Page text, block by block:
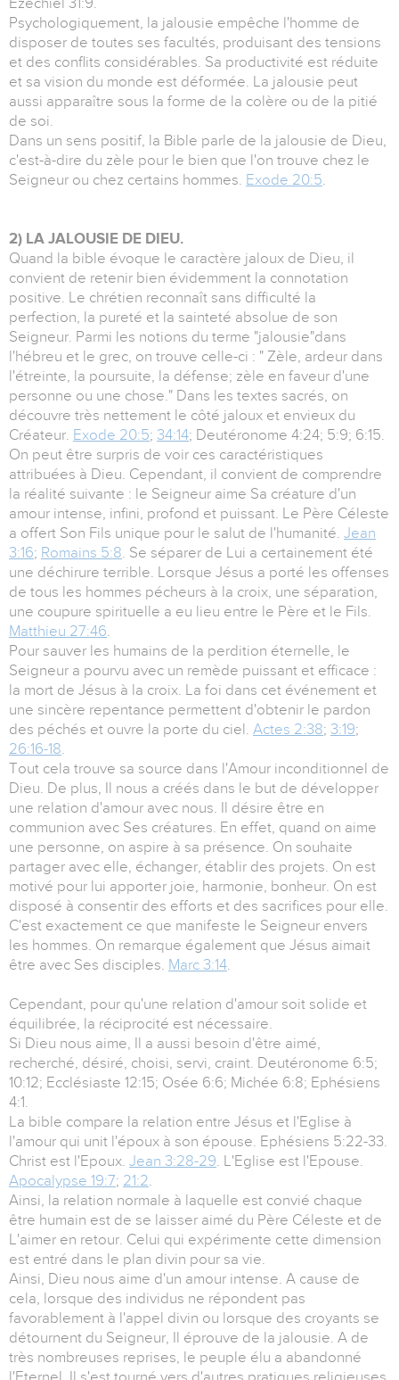
Psychologiquement, la jalousie empêche l'homme de
disposer de toutes ses facultés, produisant des tensions
et des conflits considérables. Sa productivité est réduite
et sa vision du monde est déformée. La jalousie peut
aussi apparaître sous la forme de la colère ou de la pitié
de soi.
Dans un sens positif, la Bible parle de la jalousie de Dieu,
c'est-à-dire du zèle pour le bien que l'on trouve chez le
Seigneur ou chez certains hommes. Exode 20:5.
2) LA JALOUSIE DE DIEU.
Quand la bible évoque le caractère jaloux de Dieu, il
convient de retenir bien évidemment la connotation
positive. Le chrétien reconnaît sans difficulté la
perfection, la pureté et la sainteté absolue de son
Seigneur. Parmi les notions du terme "jalousie"dans
l'hébreu et le grec, on trouve celle-ci : " Zèle, ardeur dans
l'étreinte, la poursuite, la défense; zèle en faveur d'une
personne ou une chose." Dans les textes sacrés, on
découvre très nettement le côté jaloux et envieux du
Créateur. Exode 20:5; 34:14; Deutéronome 4:24; 5:9; 6:15.
On peut être surpris de voir ces caractéristiques
attribuées à Dieu. Cependant, il convient de comprendre
la réalité suivante : le Seigneur aime Sa créature d'un
amour intense, infini, profond et puissant. Le Père Céleste
a offert Son Fils unique pour le salut de l'humanité. Jean
3:16; Romains 5:8. Se séparer de Lui a certainement été
une déchirure terrible. Lorsque Jésus a porté les offenses
de tous les hommes pécheurs à la croix, une séparation,
une coupure spirituelle a eu lieu entre le Père et le Fils.
Matthieu 27:46.
Pour sauver les humains de la perdition éternelle, le
Seigneur a pourvu avec un remède puissant et efficace :
la mort de Jésus à la croix. La foi dans cet événement et
une sincère repentance permettent d'obtenir le pardon
des péchés et ouvre la porte du ciel. Actes 2:38; 3:19;
26:16-18.
Tout cela trouve sa source dans l'Amour inconditionnel de
Dieu. De plus, Il nous a créés dans le but de développer
une relation d'amour avec nous. Il désire être en
communion avec Ses créatures. En effet, quand on aime
une personne, on aspire à sa présence. On souhaite
partager avec elle, échanger, établir des projets. On est
motivé pour lui apporter joie, harmonie, bonheur. On est
disposé à consentir des efforts et des sacrifices pour elle.
C'est exactement ce que manifeste le Seigneur envers
les hommes. On remarque également que Jésus aimait
être avec Ses disciples. Marc 3:14.
Cependant, pour qu'une relation d'amour soit solide et
équilibrée, la réciprocité est nécessaire.
Si Dieu nous aime, Il a aussi besoin d'être aimé,
recherché, désiré, choisi, servi, craint. Deutéronome 6:5;
10:12; Ecclésiaste 12:15; Osée 6:6; Michée 6:8; Ephésiens
4:1.
La bible compare la relation entre Jésus et l'Eglise à
l'amour qui unit l'époux à son épouse. Ephésiens 5:22-33.
Christ est l'Epoux. Jean 3:28-29. L'Eglise est l'Epouse.
Apocalypse 19:7; 21:2.
Ainsi, la relation normale à laquelle est convié chaque
être humain est de se laisser aimé du Père Céleste et de
L'aimer en retour. Celui qui expérimente cette dimension
est entré dans le plan divin pour sa vie.
Ainsi, Dieu nous aime d'un amour intense. A cause de
cela, lorsque des individus ne répondent pas
favorablement à l'appel divin ou lorsque des croyants se
détournent du Seigneur, Il éprouve de la jalousie. A de
très nombreuses reprises, le peuple élu a abandonné